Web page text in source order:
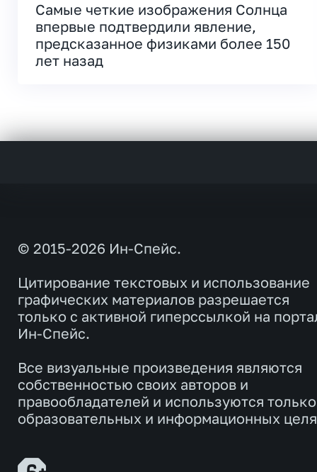
Самые четкие изображения Солнца
впервые подтвердили явление,
предсказанное физиками более 150
лет назад
© 2015-2026 Ин-Спейс.
Цитирование текстовых и использование
графических материалов разрешается
только с активной гиперссылкой на
Ин-Спейс.
Все визуальные произведения являются
собственностью своих авторов и
правообладателей и используются
образовательных и информационных